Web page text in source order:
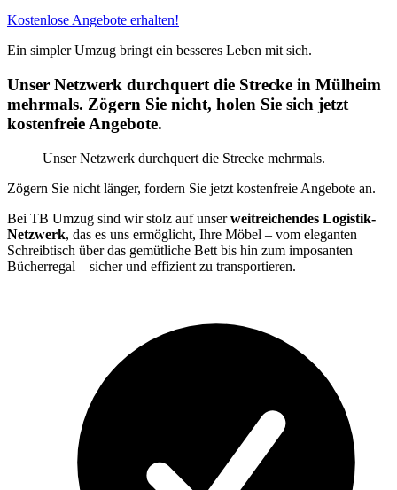
Kostenlose Angebote erhalten!
Ein simpler Umzug bringt ein besseres Leben mit sich.
Unser Netzwerk durchquert die Strecke in Mülheim
mehrmals. Zögern Sie nicht, holen Sie sich jetzt
kostenfreie Angebote.
Unser Netzwerk durchquert die Strecke mehrmals.
Zögern Sie nicht länger, fordern Sie jetzt kostenfreie Angebote an.
Bei TB Umzug sind wir stolz auf unserweitreichendes Logistik-
Netzwerk, das es uns ermöglicht, Ihre Möbel – vom eleganten
Schreibtisch über das gemütliche Bett bis hin zum imposanten
Bücherregal – sicher und effizient zu transportieren.